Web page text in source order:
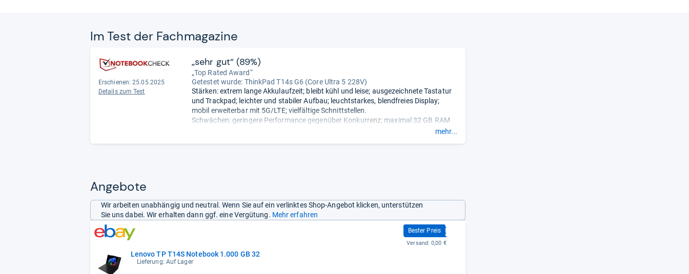
Im Test der Fach­ma­ga­zine
Erschienen: 25.05.2025
Details zum Test
„sehr gut“ (89%)
„Top Rated Award“
Getestet wurde: ThinkPad T14s G6 (Core Ultra 5 228V)
Stärken: extrem lange Akkulaufzeit; bleibt kühl und leise; ausgezeichnete Tastatur
und Trackpad; leichter und stabiler Aufbau; leuchtstarkes, blendfreies Display;
mobil erweiterbar mit 5G/LTE; vielfältige Schnittstellen.
Schwächen: geringere Performance gegenüber Konkurrenz; maximal 32 GB RAM
- Zusammengefasst durch unsere Redaktion.mehr...
Angebote
Wir arbeiten unabhängig und neutral. Wenn Sie auf ein verlinktes Shop-Angebot klicken, unterstützen
Sie uns dabei. Wir erhalten dann ggf. eine Vergütung. Mehr erfahren
Lenovo TP T14S Notebook 1.000 GB 32
Lieferung: Auf Lager
Bester Preis
2.090,52 €
Versand:0,00 €